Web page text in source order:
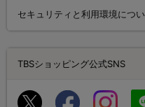
セキュリティと利用環境につ
TBSショッピング公式SNS